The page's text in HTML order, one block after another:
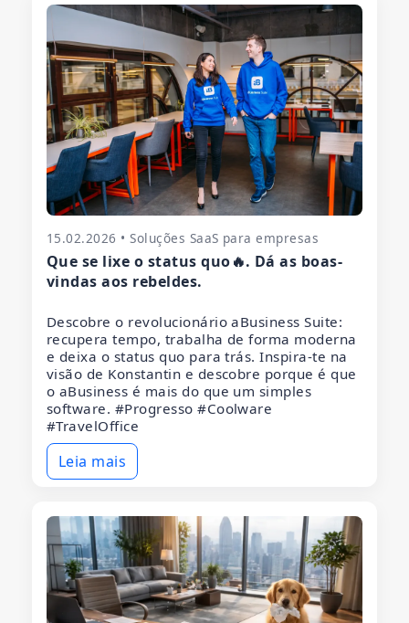
15.02.2026 • Soluções SaaS para empresas
Que se lixe o status quo🔥. Dá as boas-
vindas aos rebeldes.
Descobre o revolucionário aBusiness Suite:
recupera tempo, trabalha de forma moderna
e deixa o status quo para trás. Inspira-te na
visão de Konstantin e descobre porque é que
o aBusiness é mais do que um simples
software. #Progresso #Coolware
#TravelOffice
Leia mais